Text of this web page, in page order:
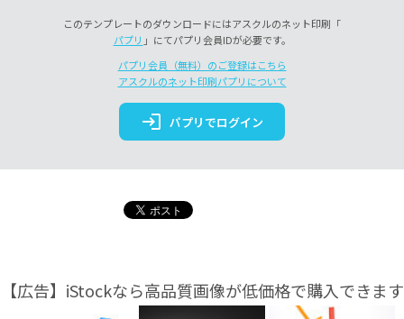
このテンプレートのダウンロードにはアスクルのネット印刷「
パプリ 」にてパプリ会員IDが必要です。
パプリ会員（無料）のご登録はこちら
アスクルのネット印刷パプリについて
login パプリでログイン
【広告】iStockなら高品質画像が低価格で購入できます